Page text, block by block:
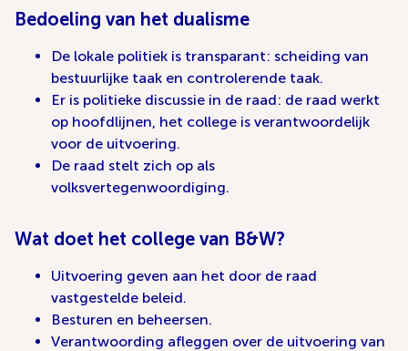
Bedoeling van het dualisme
De lokale politiek is transparant: scheiding van
bestuurlijke taak en controlerende taak.
Er is politieke discussie in de raad: de raad werkt
op hoofdlijnen, het college is verantwoordelijk
voor de uitvoering.
De raad stelt zich op als
volksvertegenwoordiging.
Wat doet het college van B&W?
Uitvoering geven aan het door de raad
vastgestelde beleid.
Besturen en beheersen.
Verantwoording afleggen over de uitvoering van